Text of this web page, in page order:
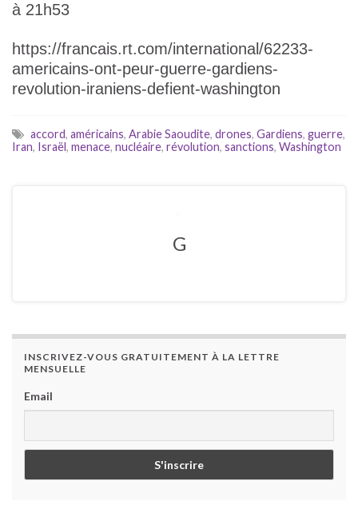
à 21h53
https://francais.rt.com/international/62233-
americains-ont-peur-guerre-gardiens-
revolution-iraniens-defient-washington
accord, américains, Arabie Saoudite, drones, Gardiens, guerre,
Iran, Israël, menace, nucléaire, révolution, sanctions, Washington
G
INSCRIVEZ-VOUS GRATUITEMENT À LA LETTRE
MENSUELLE
Email